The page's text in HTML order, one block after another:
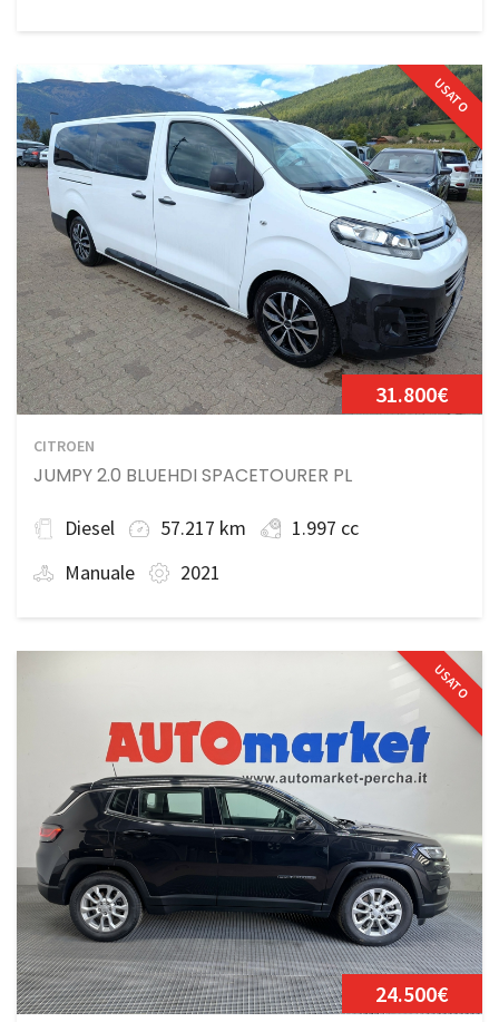
USATO
31.800€
CITROEN
JUMPY 2.0 BLUEHDI SPACETOURER PL
Diesel 57.217 km
1.997 cc
Manuale
2021
USATO
24.500€